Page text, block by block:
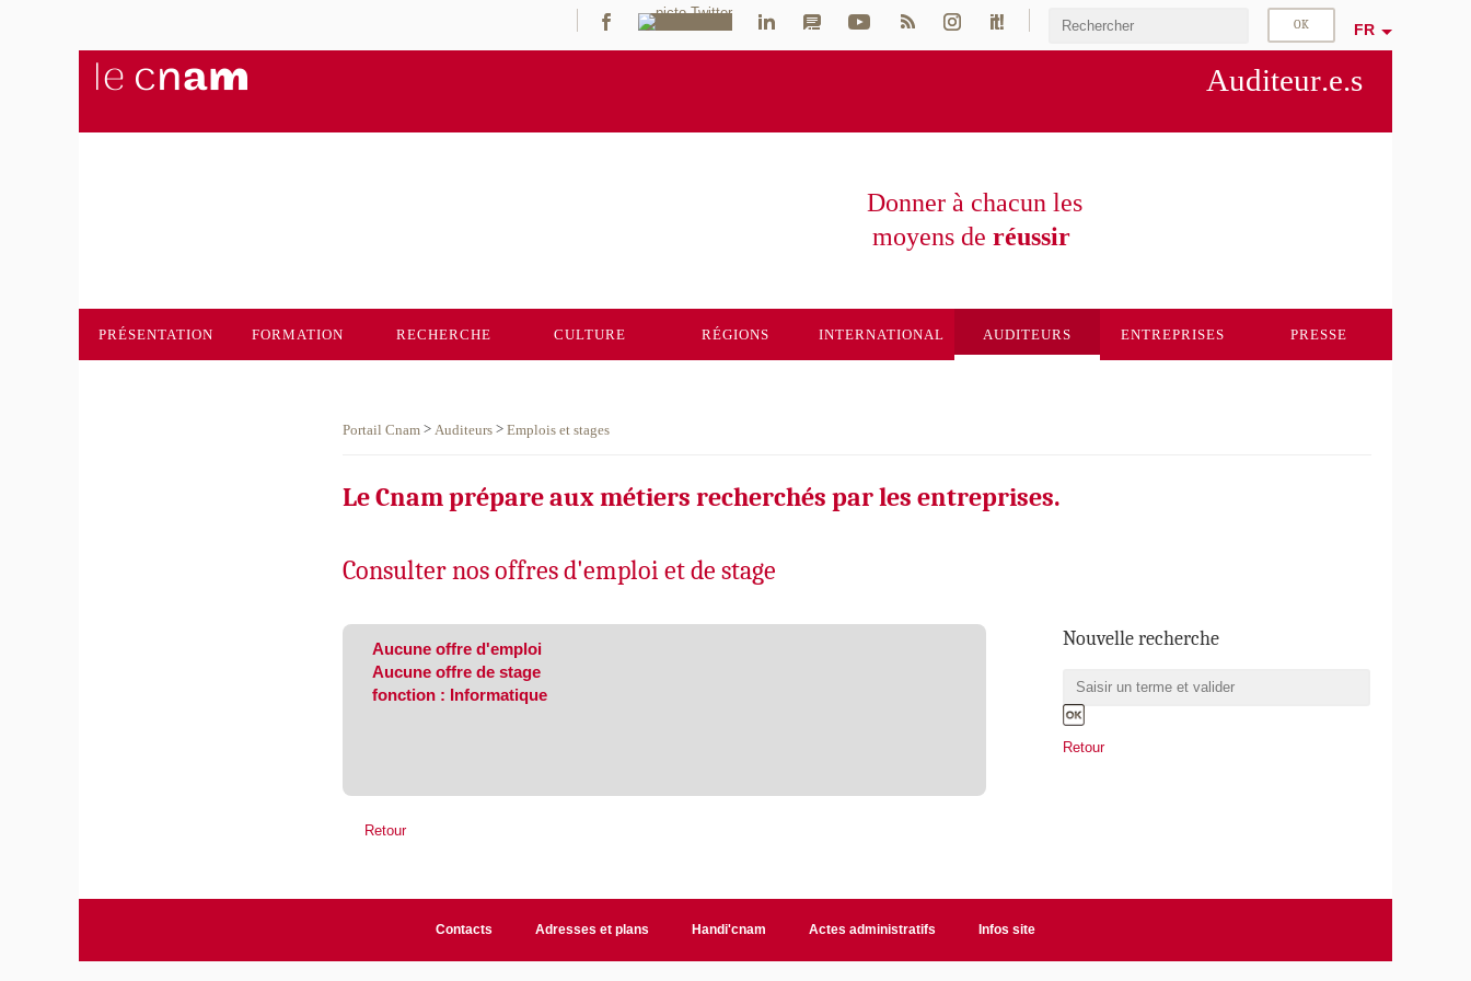
FR
Auditeur.e.s
Donner à chacun les
moyens de réussir
PRÉSENTATION FORMATION RECHERCHE CULTURE RÉGIONS INTERNATIONAL AUDITEURS ENTREPRISES PRESSE
Portail Cnam > Auditeurs >Emplois et stages
Le Cnam prépare aux métiers recherchés par les entreprises.
Consulter nos offres d'emploi et de stage
Nouvelle recherche
Retour
Aucune offre d'emploi
Aucune offre de stage
fonction : Informatique
Retour
Contacts Adresses et plans Handi'cnam Actes administratifs Infos site